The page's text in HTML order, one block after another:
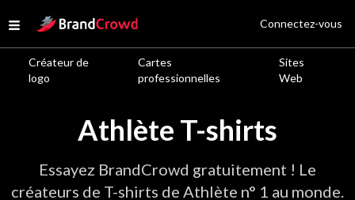
Open menu
Site Logo
Créateur de
logo
Cartes
professionnelles
Sites
Web
Connectez-vous
Athlète T-shirts
Essayez BrandCrowd gratuitement ! Le
créateurs de T-shirts de Athlète n° 1 au monde.